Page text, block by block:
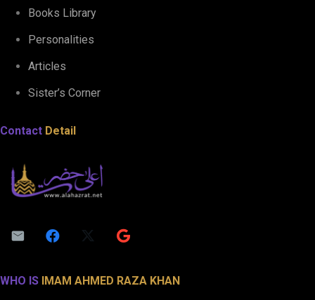
Books Library
Personalities
Articles
Sister’s Corner
Contact Detail
WHO IS IMAM AHMED RAZA KHAN